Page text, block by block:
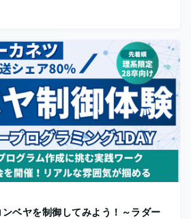
ンベヤを制御してみよう！～ラダー